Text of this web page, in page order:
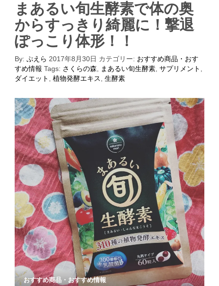
まあるい旬生酵素で体の奥
からすっきり綺麗に！撃退
ぽっこり体形！！
By: ぷえら 2017年8月30日 カテゴリー: おすすめ商品・おす
すめ情報 Tags: さくらの森 まあるい旬生酵素 サプリメント
ダイエット
植物発酵エキス 生酵素
おすすめ商品・おすすめ情報